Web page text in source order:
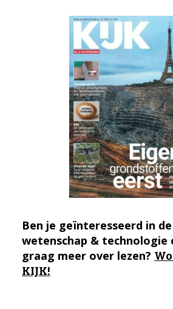
Ben je geïnteresseerd in
wetenschap & technologie
graag meer over lezen?
KIJK!